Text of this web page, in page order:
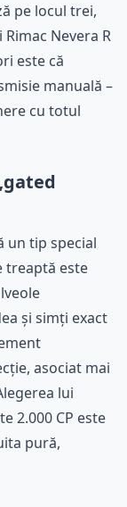
pe locul trei,
Nevera R
este că
manuală –
cu totul
un tip special
treaptă este
și simți exact
asociat mai
lui
2.000 CP este
pură,